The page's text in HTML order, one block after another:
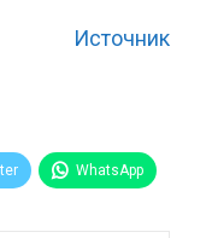
Источник
WhatsApp